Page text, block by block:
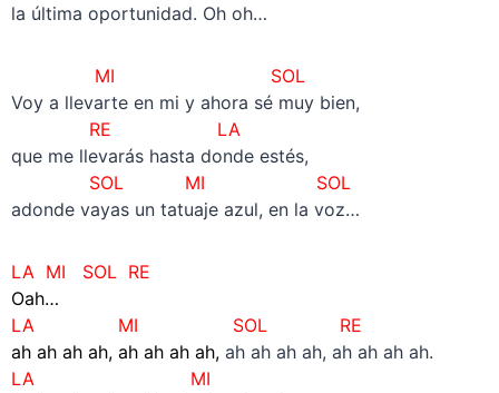
la última oportunidad. Oh oh…
MI SOL
Voy a llevarte en mi y ahora sé muy bien,
RE LA
que me llevarás hasta donde estés,
SOL
MI SOL
adonde vayas un tatuaje azul, en la voz…
LA MI SOL RE
Oah…
LA MI SOL RE
ah ah ah ah, ah ah ah ah, ah ah ah ah, ah ah ah ah.
LA MI